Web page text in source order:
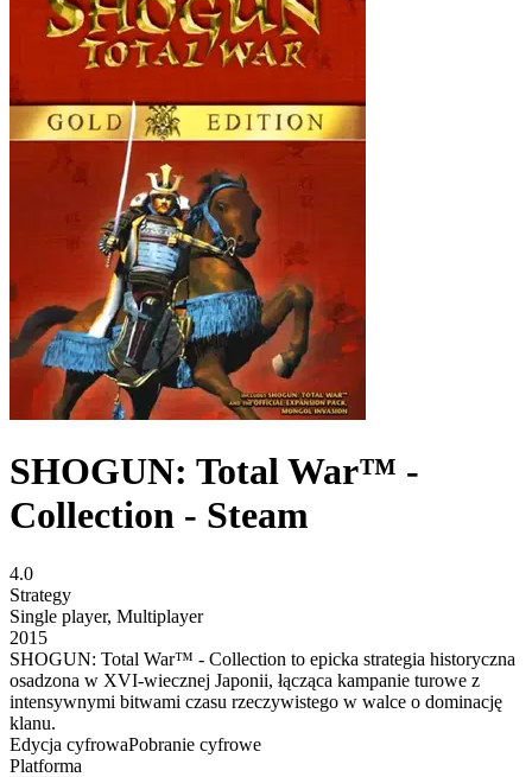
SHOGUN: Total War™ -
Collection - Steam
4.0
Strategy
Single player, Multiplayer
2015
SHOGUN: Total War™ - Collection to epicka strategia historyczna
osadzona w XVI-wiecznej Japonii, łącząca kampanie turowe z
intensywnymi bitwami czasu rzeczywistego w walce o dominację
klanu.
Edycja cyfrowaPobranie cyfrowe
Platforma